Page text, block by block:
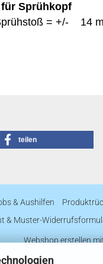
für Sprühkopf
= +/- 14
teilen
& Aushilfen
& Muster-
Webshop erstellen